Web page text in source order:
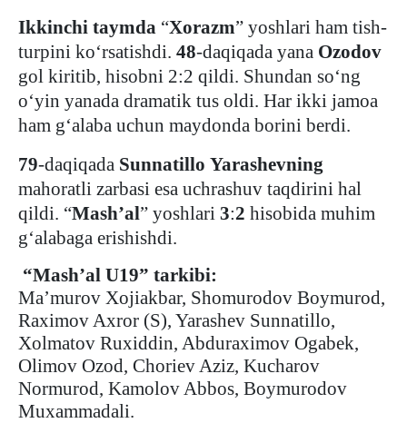
Ikkinchi taymda “Xorazm” yoshlari ham tish-
turpini ko‘rsatishdi. 48-daqiqada yana Ozodov
gol kiritib, hisobni 2:2 qildi. Shundan so‘ng
o‘yin yanada dramatik tus oldi. Har ikki jamoa
ham g‘alaba uchun maydonda borini berdi.
79-daqiqada Sunnatillo Yarashevning
mahoratli zarbasi esa uchrashuv taqdirini hal
qildi. “Mash’al” yoshlari 3:2 hisobida muhim
g‘alabaga erishishdi.
“Mash’al U19” tarkibi:
Ma’murov Xojiakbar, Shomurodov Boymurod,
Raximov Axror (S), Yarashev Sunnatillo,
Xolmatov Ruxiddin, Abduraximov Ogabek,
Olimov Ozod, Choriev Aziz, Kucharov
Normurod, Kamolov Abbos, Boymurodov
Muxammadali.